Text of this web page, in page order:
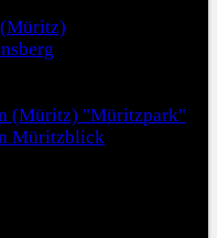
(Müritz) "Müritzpark"
Müritzblick